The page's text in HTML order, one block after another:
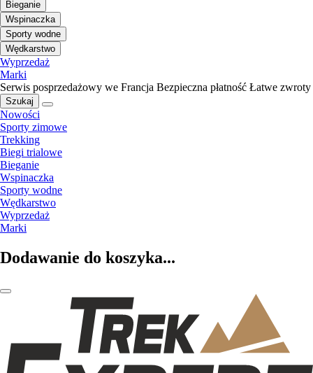
Bieganie
Wspinaczka
Sporty wodne
Wędkarstwo
Wyprzedaż
Marki
Serwis posprzedażowy we Francja Bezpieczna płatność Łatwe zwroty
Szukaj
Nowości
Sporty zimowe
Trekking
Biegi trialowe
Bieganie
Wspinaczka
Sporty wodne
Wędkarstwo
Wyprzedaż
Marki
Dodawanie do koszyka...